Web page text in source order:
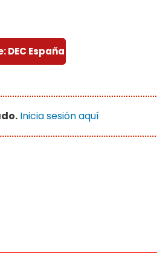
DEC España
Inicia sesión aquí